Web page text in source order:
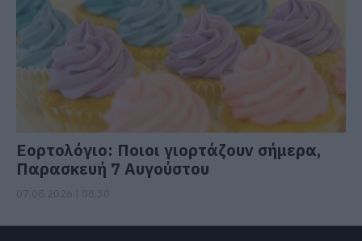
Εορτολόγιο: Ποιοι γιορτάζουν σήμερα,
Παρασκευή 7 Αυγούστου